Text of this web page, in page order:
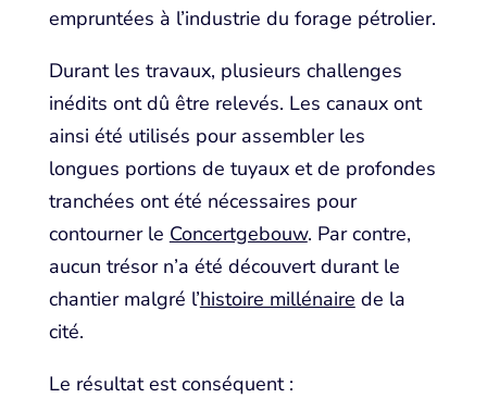
empruntées à l’industrie du forage pétrolier.
Durant les travaux, plusieurs challenges
inédits ont dû être relevés. Les canaux ont
ainsi été utilisés pour assembler les
longues portions de tuyaux et de profondes
tranchées ont été nécessaires pour
contourner le Concertgebouw. Par contre,
aucun trésor n’a été découvert durant le
chantier malgré l’histoire millénaire de la
cité.
Le résultat est conséquent :